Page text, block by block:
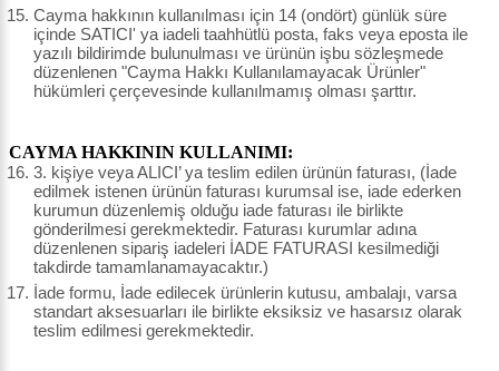
Cayma hakkının kullanılması için 14 (ondört) günlük süre
içinde SATICI' ya iadeli taahhütlü posta, faks veya eposta ile
yazılı bildirimde bulunulması ve ürünün işbu sözleşmede
düzenlenen "Cayma Hakkı Kullanılamayacak Ürünler"
hükümleri çerçevesinde kullanılmamış olması şarttır.
CAYMA HAKKININ KULLANIMI:
3. kişiye veya ALICI’ ya teslim edilen ürünün faturası, (İade
edilmek istenen ürünün faturası kurumsal ise, iade ederken
kurumun düzenlemiş olduğu iade faturası ile birlikte
gönderilmesi gerekmektedir. Faturası kurumlar adına
düzenlenen sipariş iadeleri İADE FATURASI kesilmediği
takdirde tamamlanamayacaktır.)
İade formu, İade edilecek ürünlerin kutusu, ambalajı, varsa
standart aksesuarları ile birlikte eksiksiz ve hasarsız olarak
teslim edilmesi gerekmektedir.